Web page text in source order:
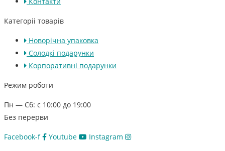
Категоріі товарів
Новорічна упаковка
Солодкі подарунки
Корпоративні подарунки
Режим роботи
Пн — Сб: с 10:00 до 19:00
Без перерви
Facebook-f Youtube Instagram